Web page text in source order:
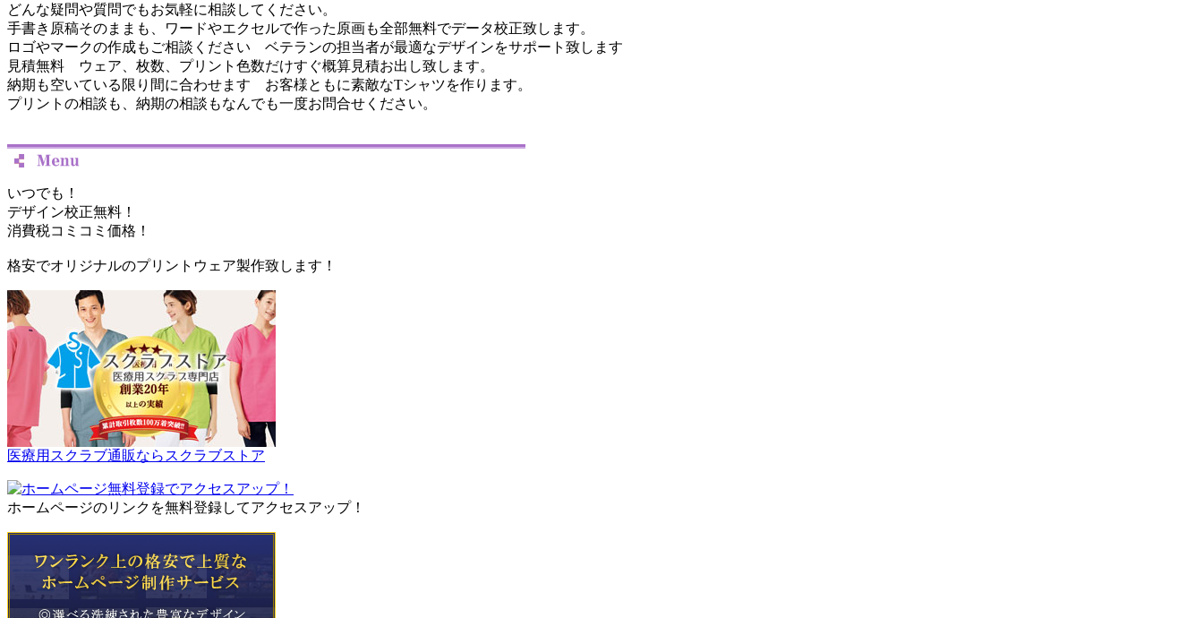
どんな疑問や質問でもお気軽に相談してください。
手書き原稿そのままも、ワードやエクセルで作った原画も全部無料でデータ校正致します。
ロゴやマークの作成もご相談ください ベテランの担当者が最適なデザインをサポート致します
見積無料 ウェア、枚数、プリント色数だけすぐ概算見積お出し致します。
納期も空いている限り間に合わせます お客様ともに素敵なTシャツを作ります。
プリントの相談も、納期の相談もなんでも一度お問合せください。
いつでも！
デザイン校正無料！
消費税コミコミ価格！
格安でオリジナルのプリントウェア製作致します！
医療用スクラブ通販ならスクラブストア
ホームページのリンクを無料登録してアクセスアップ！